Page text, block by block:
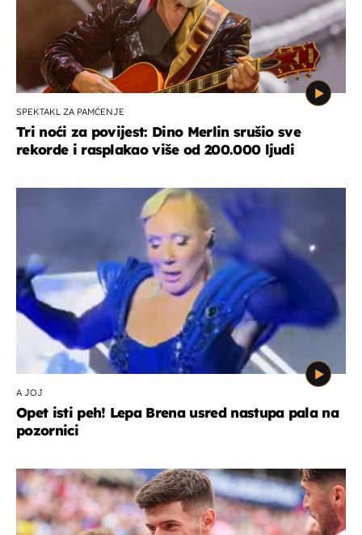
SPEKTAKL ZA PAMĆENJE
Tri noći za povijest: Dino Merlin srušio sve
rekorde i rasplakao više od 200.000 ljudi
A JOJ
Opet isti peh! Lepa Brena usred nastupa pala na
pozornici